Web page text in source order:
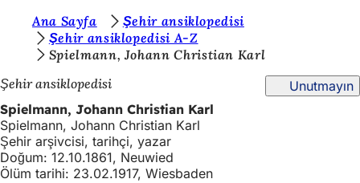
İçeriğe atla
r
a
d
a
s
Ana Sayfa
Şehir ansiklopedisi
Şehir ansiklopedisi A-Z
Spielmann, Johann Christian Karl
Şehir ansiklopedisi
Unutmayın
Spielmann, Johann Christian Karl
Spielmann, Johann Christian Karl
Şehir arşivcisi, tarihçi, yazar
Doğum: 12.10.1861, Neuwied
Ölüm tarihi: 23.02.1917, Wiesbaden